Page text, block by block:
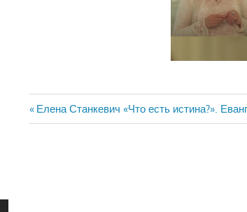
Навигация
Previous
Post:
Елена Станкевич «Что есть истина?».